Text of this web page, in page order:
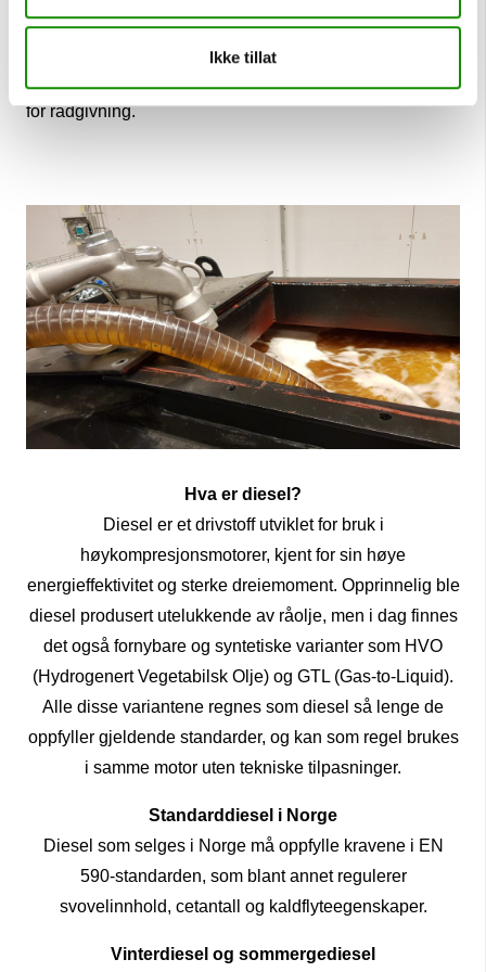
Ikke tillat
Ønsker du tilbud eller mer informasjon om diesel?
vår side fordieselleveranse og bestillingeller ta kontakt
for rådgivning.
Hva er diesel?
Diesel er et drivstoff utviklet for bruk i
høykompresjonsmotorer, kjent for sin høye
energieffektivitet og sterke dreiemoment. Opprinnelig ble
diesel produsert utelukkende av råolje, men i dag finnes
det også fornybare og syntetiske varianter som HVO
(Hydrogenert Vegetabilsk Olje) og GTL (Gas-to-Liquid).
Alle disse variantene regnes som diesel så lenge de
oppfyller gjeldende standarder, og kan som regel brukes
i samme motor uten tekniske tilpasninger.
Standarddiesel i Norge
Diesel som selges i Norge må oppfylle kravene i EN
590-standarden, som blant annet regulerer
svovelinnhold, cetantall og kaldflyteegenskaper.
Vinterdiesel og sommergediesel